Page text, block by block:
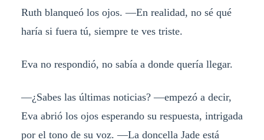
Ruth blanqueó los ojos. —En realidad, no sé qué
haría si fuera tú, siempre te ves triste.
Eva no respondió, no sabía a donde quería llegar.
—¿Sabes las últimas noticias? —empezó a decir,
Eva abrió los ojos esperando su respuesta, intrigada
por el tono de su voz. —La doncella Jade está